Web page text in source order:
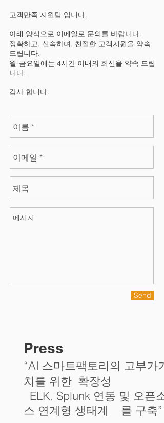
고객만족 지원팀 입니다.
​​아래 양식으로 이메일로 문의를 바랍니다.
정확하고, 신속하며, 친절한 고객지원을 약속
드립니다.
월-금요일에는 4시간 이내의 회신을 약속 드립
니다.
감사 합니다.
Send
Press
“AI 스마트팩토리의 고부가가
치를 위한 확장성
ELK, Splunk 연동 및 오픈소
스 연계형 생태계 를 구축”